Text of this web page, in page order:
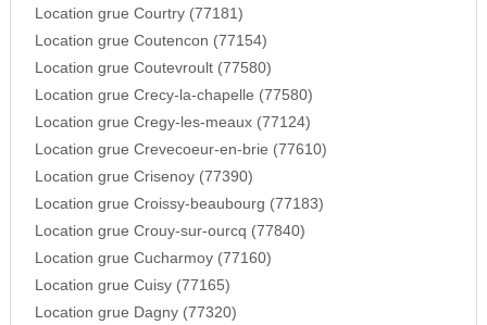
Location grue Courtry (77181)
Location grue Coutencon (77154)
Location grue Coutevroult (77580)
Location grue Crecy-la-chapelle (77580)
Location grue Cregy-les-meaux (77124)
Location grue Crevecoeur-en-brie (77610)
Location grue Crisenoy (77390)
Location grue Croissy-beaubourg (77183)
Location grue Crouy-sur-ourcq (77840)
Location grue Cucharmoy (77160)
Location grue Cuisy (77165)
Location grue Dagny (77320)